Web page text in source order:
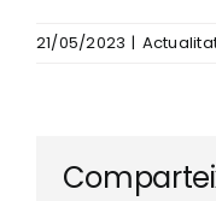
21/05/2023 |